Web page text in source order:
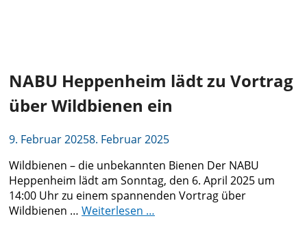
NABU Heppenheim lädt zu Vortrag
über Wildbienen ein
9. Februar 20258. Februar 2025
Wildbienen – die unbekannten Bienen Der NABU
Heppenheim lädt am Sonntag, den 6. April 2025 um
14:00 Uhr zu einem spannenden Vortrag über
Wildbienen … Weiterlesen …